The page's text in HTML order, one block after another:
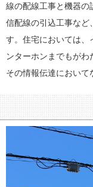
線の配線工事と機器の
信配線の引込工事など
す。住宅においては、
ンターホンまでもがわ
その情報伝達において